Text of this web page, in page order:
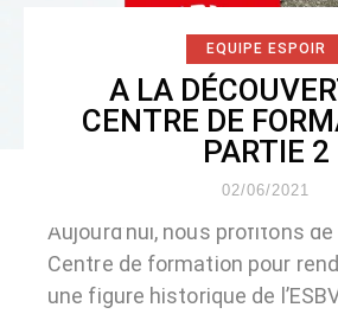
EQUIPE ESPOIR
A LA
CENTRE DE
PARTIE 2
02/06/2021
Aujourd’hui, nous profitons
Centre de formation pour
une figure historique de